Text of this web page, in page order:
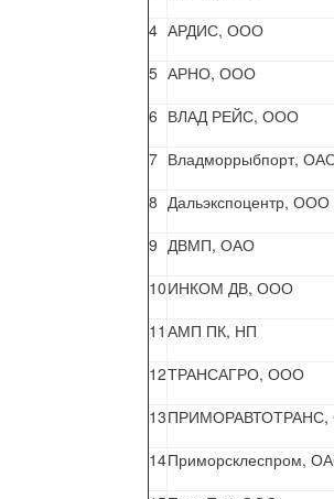
4 АРДИС, ООО
5 АРНО, ООО
6 ВЛАД РЕЙС, ООО
7 Владморрыбпорт,
8 Дальэкспоцентр, ООО
9 ДВМП, ОАО
10ИНКОМ ДВ, ООО
11 АМП ПК, НП
12ТРАНСАГРО, ООО
13
14Приморсклеспром,